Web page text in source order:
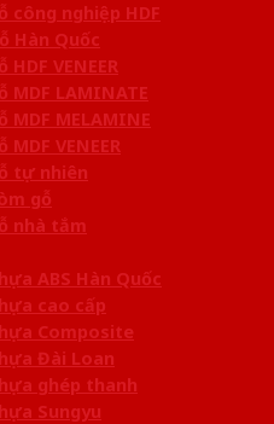
công nghiệp HDF
Hàn Quốc
HDF VENEER
MDF LAMINATE
MDF MELAMINE
MDF VENEER
tự nhiên
gỗ
nhà tắm
ABS Hàn Quốc
cao cấp
Composite
Đài Loan
ghép thanh
Sungyu